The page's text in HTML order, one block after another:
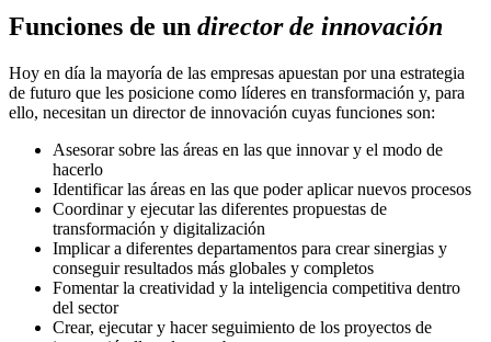
Funciones de un director de innovación
Hoy en día la mayoría de las empresas apuestan por una estrategia
de futuro que les posicione como líderes en transformación y, para
ello, necesitan un director de innovación cuyas funciones son:
Asesorar sobre las áreas en las que innovar y el modo de
hacerlo
Identificar las áreas en las que poder aplicar nuevos procesos
Coordinar y ejecutar las diferentes propuestas de
transformación y digitalización
Implicar a diferentes departamentos para crear sinergias y
conseguir resultados más globales y completos
Fomentar la creatividad y la inteligencia competitiva dentro
del sector
Crear, ejecutar y hacer seguimiento de los proyectos de